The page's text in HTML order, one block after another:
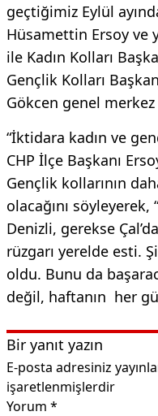
geçtiğimiz Eylül
Hüsamettin Ersoy ve
ile Kadın Kolları
Gençlik Kolları
Gökcen genel
“İktidara kadın ve
CHP İlçe Başkanı
Gençlik kollarının
olacağını
Denizli, gerekse
rüzgarı yerelde esti.
oldu. Bunu da
değil, haftanın her
Bir yanıt yazın
E-posta adresiniz
işaretlenmişlerdir
Yorum *